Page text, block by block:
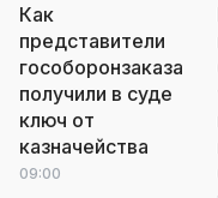
Как
представители
гособоронзаказа
получили в суде
ключ от
казначейства
09:00